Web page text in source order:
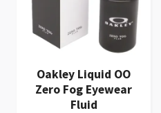
Oakley Liquid OO
Zero Fog Eyewear
Fluid